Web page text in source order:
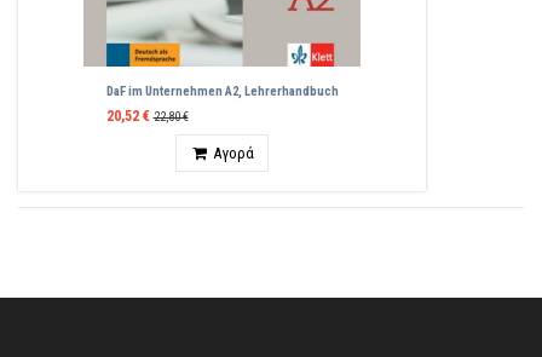
DaF im Unternehmen A2, Lehrerhandbuch
20,52 € 22,80 €
Αγορά